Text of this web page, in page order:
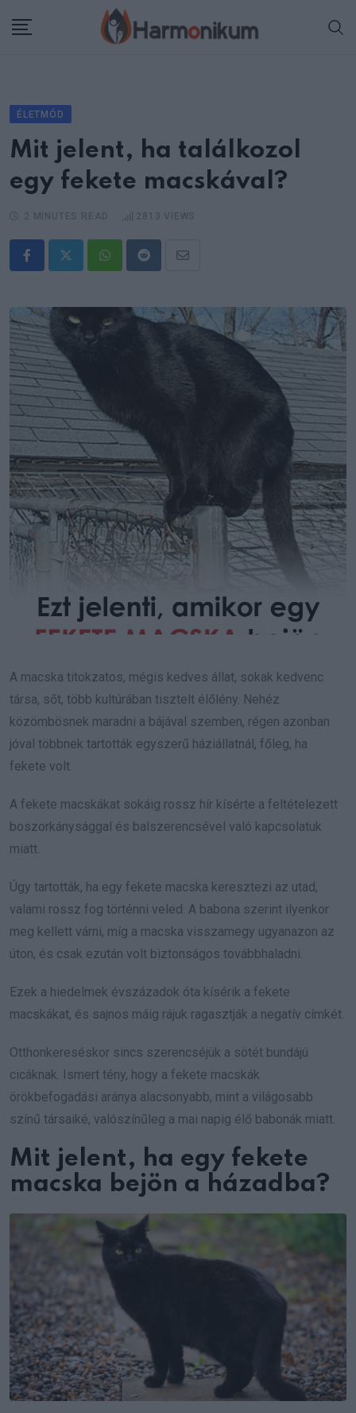
ÉLETMÓD
Mit jelent, ha találkozol
egy fekete macskával?
WhatsappRedditShare
Email
A macska titokzatos, mégis kedves állat, sokak kedvenc
társa, sőt, több kultúrában tisztelt élőlény. Nehéz
közömbösnek maradni a bájával szemben, régen azonban
jóval többnek tartották egyszerű háziállatnál, főleg, ha
fekete volt.
A fekete macskákat sokáig rossz hír kísérte a feltételezett
boszorkánysággal és balszerencsével való kapcsolatuk
miatt.
Úgy tartották, ha egy fekete macska keresztezi az utad,
valami rossz fog történni veled. A babona szerint ilyenkor
meg kellett várni, míg a macska visszamegy ugyanazon az
úton, és csak ezután volt biztonságos továbbhaladni.
Ezek a hiedelmek évszázadok óta kísérik a fekete
macskákat, és sajnos máig rájuk ragasztják a negatív címkét.
Otthonkereséskor sincs szerencséjük a sötét bundájú
cicáknak. Ismert tény, hogy a fekete macskák
örökbefogadási aránya alacsonyabb, mint a világosabb
színű társaiké, valószínűleg a mai napig élő babonák miatt.
Mit jelent, ha egy fekete
macska bejön a házadba?